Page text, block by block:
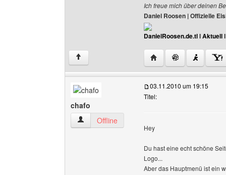
Ich freue mich über deinen
Daniel Roosen | Offizielle
DanielRoosen.de.tlIAktuell
↑ Website dieses
chafo
chafo Benutzer-Profile anzeigen
Offline
03.11.2010 um 19:15
Titel:
Hey
Du hast eine echt schöne
Logo...
Aber das Hauptmenü ist ein